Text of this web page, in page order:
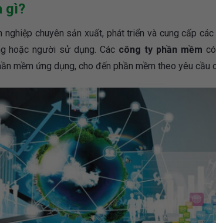
gì?
nghiệp chuyên sản xuất, phát triển và cung cấp
hoặc người sử dụng. Các công ty phần mềm
mềm ứng dụng, cho đến phần mềm theo yêu cầu